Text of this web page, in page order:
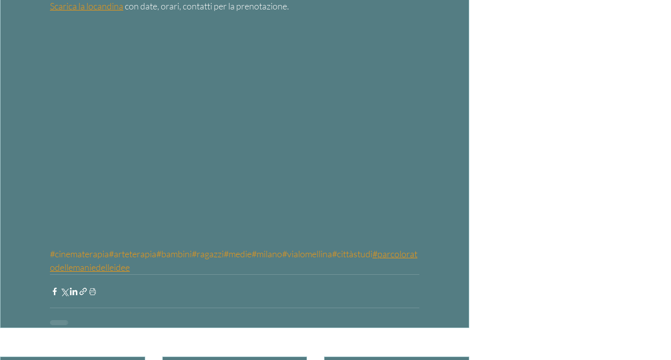
Scarica la locandina con date, orari, contatti per la prenotazione.
#cinematerapia#arteterapia#bambini#ragazzi#medie#milano#vialomellina#cittàstudi#parcolorat
odellemaniedelleidee